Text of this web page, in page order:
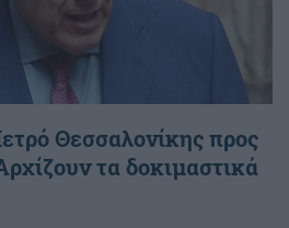
Θεσσαλονίκης προς
τα δοκιμαστικά